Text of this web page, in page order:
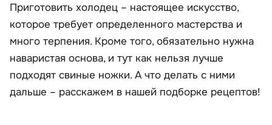
Приготовить холодец – настоящее искусство,
которое требует определенного мастерства и
много терпения. Кроме того, обязательно нужна
наваристая основа, и тут как нельзя лучше
подходят свиные ножки. А что делать с ними
дальше – расскажем в нашей подборке рецептов!